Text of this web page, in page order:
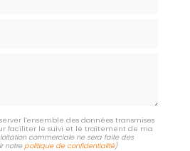
l'ensemble des données transmises
faciliter le suivi et le traitement de ma
commerciale ne sera faite des
notre politique de confidentialité)